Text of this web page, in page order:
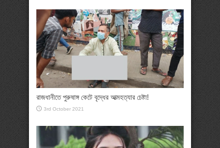
রাজধানীতে পুরুষাঙ্গ কেটে বৃদ্ধের আত্মহত্যার চেষ্টা!
3rd October 2021